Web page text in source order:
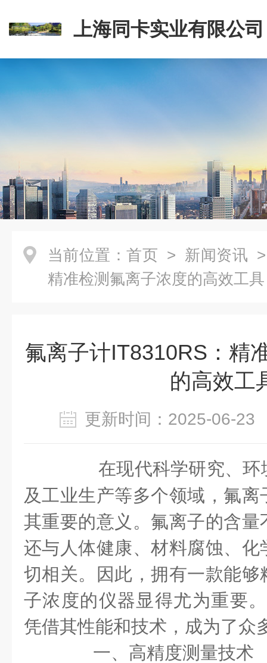
上海同卡实业有限公司
当前位置： 首页 > 新闻资讯
精准检测氟离子浓度的高效工具
氟离子计IT8310RS：精
的高效工
更新时间：2025-06-
在现代科学研究、环
及工业生产等多个领域，氟
其重要的意义。氟离子的含
还与人体健康、材料腐蚀、
切相关。因此，拥有一款能
子浓度的仪器显得尤为重要
凭借其性能和技术，成为了众
一、高精度测量技术